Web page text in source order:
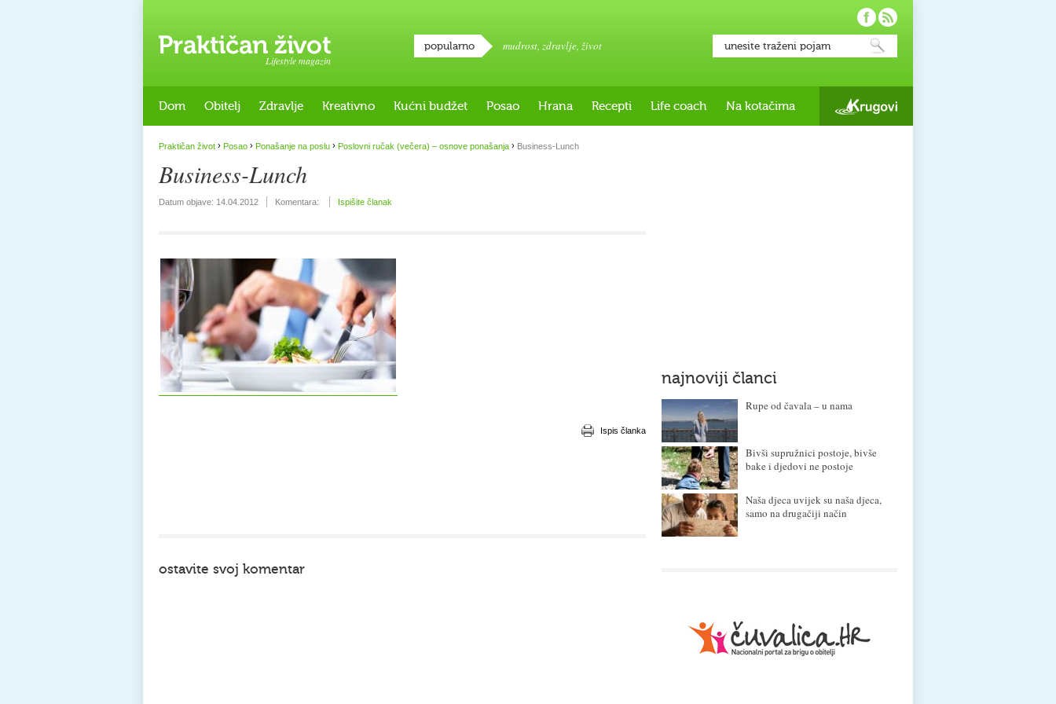
Lifestyle magazin
popularno mudrost, zdravlje, život
Dom Obitelj Zdravlje Kreativno Kućni budžet Posao Hrana Recepti Life coach Na kotačima
Praktičan život › Posao › Ponašanje na poslu › Poslovni ručak (večera) – osnove ponašanja › Business-Lunch
Business-Lunch
Datum objave: 14.04.2012 Komentara: Ispišite članak
Ispis članka
ostavite svoj komentar
najnoviji članci
Rupe od čavala – u nama
Bivši supružnici postoje, bivše
bake i djedovi ne postoje
Naša djeca uvijek su naša djeca,
samo na drugačiji način